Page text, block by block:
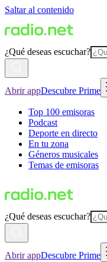
Saltar al contenido
¿Qué deseas escuchar?
Abrir appDescubre Prime
Top 100 emisoras
Podcast
Deporte en directo
En tu zona
Géneros musicales
Temas de emisoras
¿Qué deseas escuchar?
Abrir appDescubre Prime